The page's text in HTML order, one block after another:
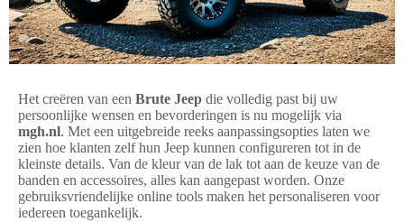
Het creëren van een Brute Jeep die volledig past bij uw
persoonlijke wensen en bevorderingen is nu mogelijk via
mgh.nl. Met een uitgebreide reeks aanpassingsopties laten we
zien hoe klanten zelf hun Jeep kunnen configureren tot in de
kleinste details. Van de kleur van de lak tot aan de keuze van de
banden en accessoires, alles kan aangepast worden. Onze
gebruiksvriendelijke online tools maken het personaliseren voor
iedereen toegankelijk.